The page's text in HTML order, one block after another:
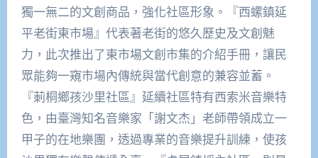
獨一無二的文創商品，強化社區形象。『西螺鎮延
平老街東市場』代表著老街的悠久歷史及文創魅
力，此次推出了東市場文創市集的介紹手冊，讓民
眾能夠一窺市場內傳統與當代創意的兼容並蓄。
『莿桐鄉孩沙里社區』延續社區特有西索米音樂特
色，由臺灣知名音樂家「謝文杰」老師帶領成立一
甲子的在地樂團，透過專業的音樂提升訓練，使孩